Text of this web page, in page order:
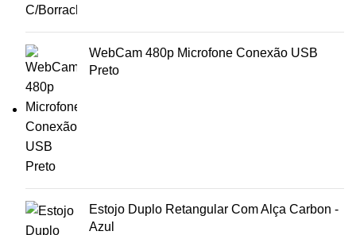
WebCam 480p Microfone Conexão USB
Preto
Estojo Duplo Retangular Com Alça Carbon -
Azul